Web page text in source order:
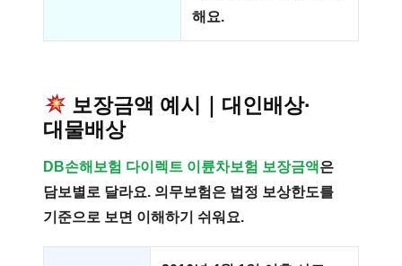
해요.
보장금액 예시｜대인배상·
대물배상
DB손해보험 다이렉트 이륜차보험 보장금액은
담보별로 달라요. 의무보험은 법정 보상한도를
기준으로 보면 이해하기 쉬워요.